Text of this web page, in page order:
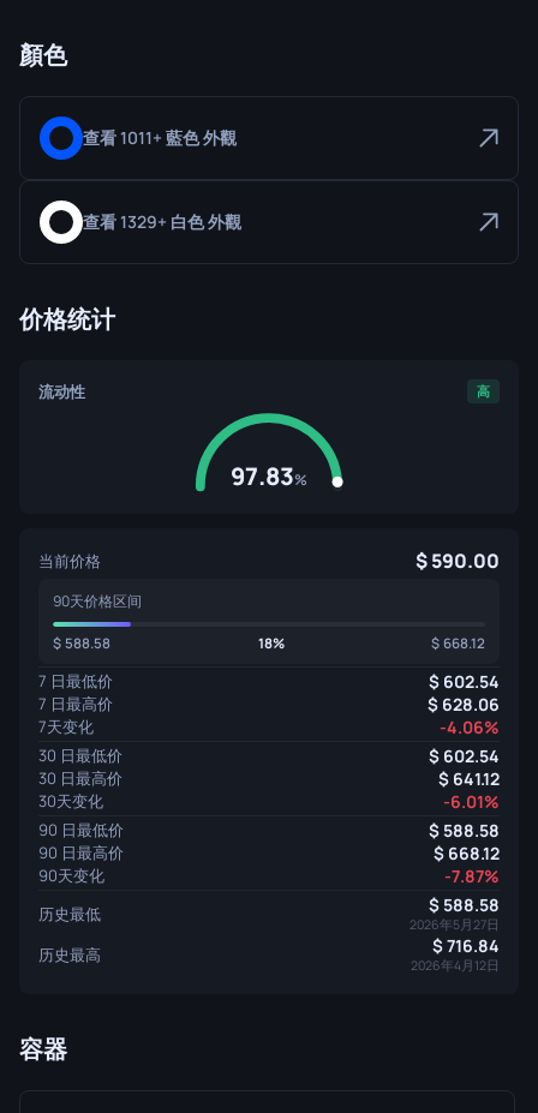
顏色
查看 1011+ 藍色 外觀
查看 1329+ 白色 外觀
价格统计
流动性 高
97.83%
当前价格 590.00
90天价格区间
588.58 18% 668.12
7 日最低价 602.54
7 日最高价 628.06
7天变化 -4.06%
30 日最低价 602.54
30 日最高价 641.12
30天变化 -6.01%
90 日最低价 588.58
90 日最高价 668.12
90天变化 -7.87%
历史最低 588.58
2026年5月27日
历史最高 716.84
2026年4月12日
容器